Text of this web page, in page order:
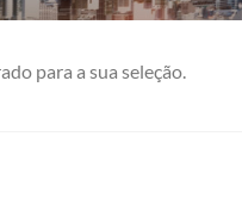
para a sua seleção.